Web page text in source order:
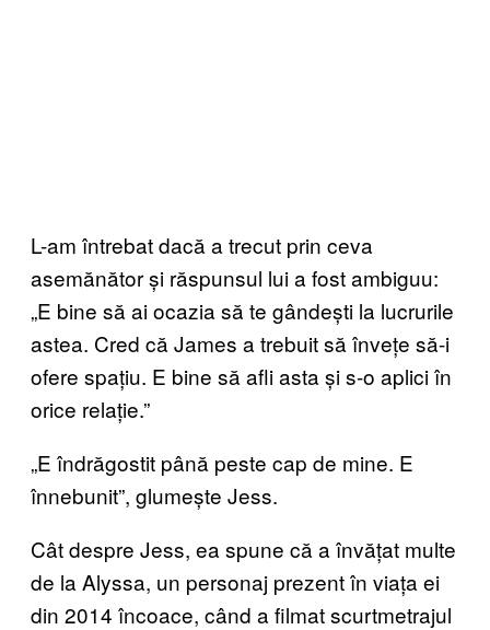
L-am întrebat dacă a trecut prin ceva
asemănător și răspunsul lui a fost ambiguu:
„E bine să ai ocazia să te gândești la lucrurile
astea. Cred că James a trebuit să învețe să-i
ofere spațiu. E bine să afli asta și s-o aplici în
orice relație.”
„E îndrăgostit până peste cap de mine. E
înnebunit”, glumește Jess.
Cât despre Jess, ea spune că a învățat multe
de la Alyssa, un personaj prezent în viața ei
din 2014 încoace, când a filmat scurtmetrajul